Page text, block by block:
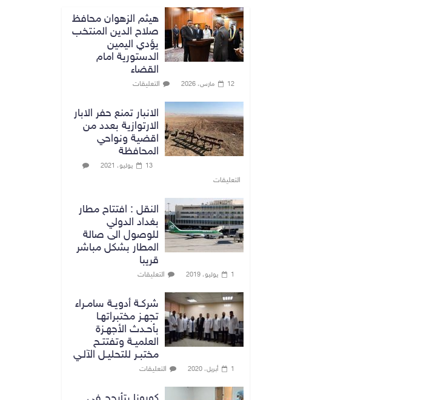
هيثم الزهوان محافظ
صلاح الدين المنتخب
يؤدي اليمين
الدستورية امام
القضاء
12 مارس، 2026 التعليقات
الانبار تمنع حفر الابار
الارتوازية بعدد من
اقضية ونواحي
المحافظة
13 يوليو، 2021
التعليقات
النقل : افتتاح مطار
بغداد الدولي
للوصول الى صالة
المطار بشكل مباشر
قريبا
1 يوليو، 2019 التعليقات
شركـة أدويـة سامـراء
تجهـز مختبراتهـا
بأحـدث الأجهـزة
العلميـة وتفتتـح
مختبـر للتحليـل الآلـي
1 أبريل، 2020 التعليقات